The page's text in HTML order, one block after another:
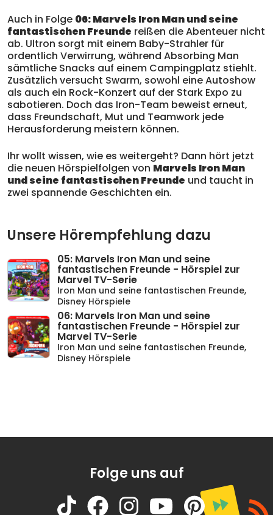
Auch in Folge 06: Marvels Iron Man und seine
fantastischen Freunde reißen die Abenteuer nicht
ab. Ultron sorgt mit einem Baby-Strahler für
ordentlich Verwirrung, während Absorbing Man
sämtliche Snacks auf einem Campingplatz stiehlt.
Zusätzlich versucht Swarm, sowohl eine Autoshow
als auch ein Rock-Konzert auf der Stark Expo zu
sabotieren. Doch das Iron-Team beweist erneut,
dass Freundschaft, Mut und Teamwork jede
Herausforderung meistern können.
Ihr wollt wissen, wie es weitergeht? Dann hört jetzt
die neuen Hörspielfolgen von Marvels Iron Man
und seine fantastischen Freunde und taucht in
zwei spannende Geschichten ein.
Unsere Hörempfehlung dazu
05: Marvels Iron Man und seine
fantastischen Freunde - Hörspiel zur
Marvel TV-Serie
Iron Man und seine fantastischen Freunde,
Disney Hörspiele
06: Marvels Iron Man und seine
fantastischen Freunde - Hörspiel zur
Marvel TV-Serie
Iron Man und seine fantastischen Freunde,
Disney Hörspiele
Folge uns auf